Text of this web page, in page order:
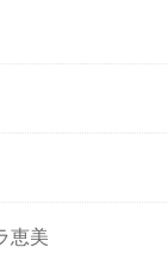
恵美